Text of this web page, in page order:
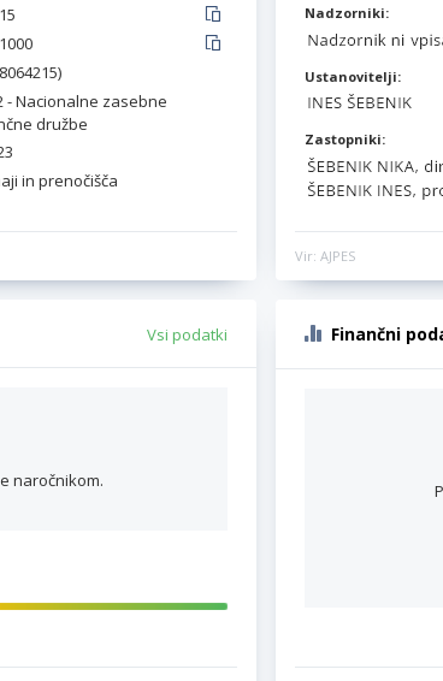
- Nacionalne zasebne
družbe
in prenočišča
Nadzorniki:
Ustanovitelji:
Zastopniki:
Vir: AJPES
Vsi podatki
naročnikom.
Finančni